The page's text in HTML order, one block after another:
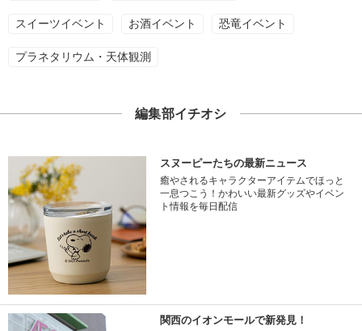
スイーツイベント お酒イベント 恐竜イベント
プラネタリウム・天体観測
編集部イチオシ
スヌーピーたちの最新ニュース
癒やされるキャラクターアイテムでほっと
一息つこう！かわいい最新グッズやイベン
ト情報を毎日配信
関西のイオンモールで新発見！